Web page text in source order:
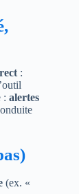
:
: alertes
(ex. «